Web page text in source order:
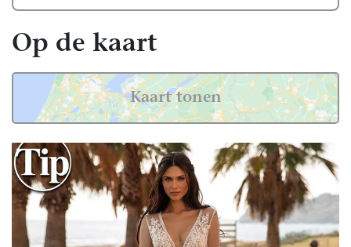
Persoonlijke begeleiding
bij bruidsmode en
droomjurken
Een ervaren bruidsstylist helpt je om keuzes
te maken die aansluiten bij jouw wensen en
trouwdag. Dankzij persoonlijke begeleiding
ontdek je welke modellen, stoffen en details
jouw uitstraling versterken. Vaak ontstaat
tijdens een bijzonder pasmoment ineens dat
gevoel waarbij je weet dat je jouw
droomjurk hebt gevonden.
Op de kaart
Kaart tonen